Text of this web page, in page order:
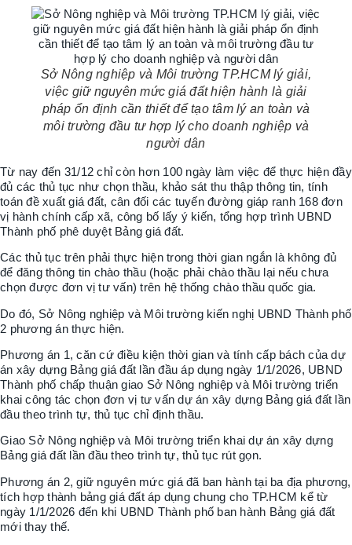
Sở Nông nghiệp và Môi trường TP.HCM lý giải,
việc giữ nguyên mức giá đất hiện hành là giải
pháp ổn định cần thiết để tạo tâm lý an toàn và
môi trường đầu tư hợp lý cho doanh nghiệp và
người dân
Từ nay đến 31/12 chỉ còn hơn 100 ngày làm việc để thực hiện đầy
đủ các thủ tục như chọn thầu, khảo sát thu thập thông tin, tính
toán đề xuất giá đất, cân đối các tuyến đường giáp ranh 168 đơn
vị hành chính cấp xã, công bố lấy ý kiến, tổng hợp trình UBND
Thành phố phê duyệt Bảng giá đất.
Các thủ tục trên phải thực hiện trong thời gian ngắn là không đủ
để đăng thông tin chào thầu (hoặc phải chào thầu lại nếu chưa
chọn được đơn vị tư vấn) trên hệ thống chào thầu quốc gia.
Do đó, Sở Nông nghiệp và Môi trường kiến nghị UBND Thành phố
2 phương án thực hiện.
Phương án 1, căn cứ điều kiện thời gian và tính cấp bách của dự
án xây dựng Bảng giá đất lần đầu áp dụng ngày 1/1/2026, UBND
Thành phố chấp thuận giao Sở Nông nghiệp và Môi trường triển
khai công tác chọn đơn vị tư vấn dự án xây dựng Bảng giá đất lần
đầu theo trình tự, thủ tục chỉ định thầu.
Giao Sở Nông nghiệp và Môi trường triển khai dự án xây dựng
Bảng giá đất lần đầu theo trình tự, thủ tục rút gọn.
Phương án 2, giữ nguyên mức giá đã ban hành tại ba địa phương,
tích hợp thành bảng giá đất áp dụng chung cho TP.HCM kể từ
ngày 1/1/2026 đến khi UBND Thành phố ban hành Bảng giá đất
mới thay thế.